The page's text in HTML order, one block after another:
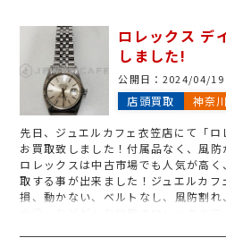
お買取致します！気になるお品物御座
カフェ衣笠店までお持ち下さい！査
ロレックス デ
しました!
公開日： 2024/04/19
店頭買取 神奈
先日、ジュエルカフェ衣笠店にて「
お買取致しました！付属品なく、風
ロレックスは中古市場でも人気が高
取する事が出来ました！ジュエルカ
損、動かない、ベルトなし、風防割れ
水没」などどんな状態のロレックス
年前30年前に購入した古いお品物も